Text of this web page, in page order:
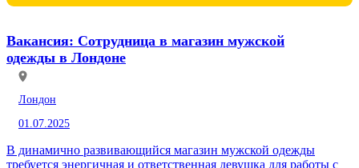
Вакансия: Сотрудница в магазин мужской
одежды в Лондоне
Лондон
01.07.2025
В динамично развивающийся магазин мужской одежды
требуется энергичная и ответственная девушка для работы с